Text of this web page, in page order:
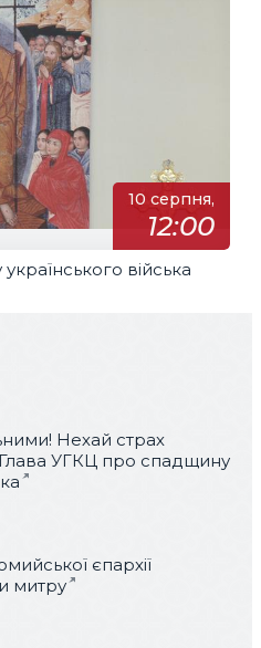
10 серпня,
12:00
війська
Нехай страх
УГКЦ про спадщину
єпархії
митру